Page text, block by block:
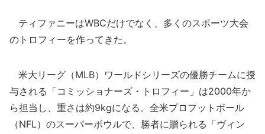
ティファニーはWBCだけでなく、多くのスポーツ大会
のトロフィーを作ってきた。
米大リーグ（MLB）ワールドシリーズの優勝チームに授
与される「コミッショナーズ・トロフィー」は2000年か
ら担当し、重さは約9kgになる。全米プロフットボール
（NFL）のスーパーボウルで、勝者に贈られる「ヴィン